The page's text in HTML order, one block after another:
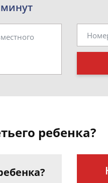
ребенка?